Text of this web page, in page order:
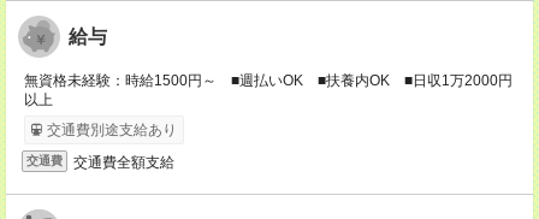
給与
無資格未経験：時給1500円～ ■週払いOK ■扶養内OK ■日収1万2000円
以上
交通費別途支給あり
交通費 交通費全額支給